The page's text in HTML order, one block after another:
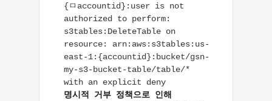
{ㅁaccountid}:user is not
authorized to perform:
s3tables:DeleteTable on
resource: arn:aws:s3tables:us-
east-1:{accountid}:bucket/gsn-
my-s3-bucket-table/table/*
명시적 거부 정책으로 인해